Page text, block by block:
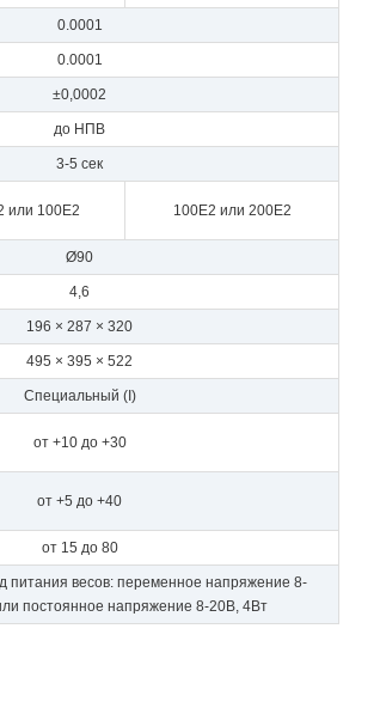
0.0001
0.0001
±0,0002
до НПВ
3-5 сек
или 100E2 100E2 или 200E2
Ø90
4,6
196 × 287 × 320
495 × 395 × 522
Специальный (I)
от +10 до +30
от +5 до +40
от 15 до 80
питания весов: переменное напряжение 8-
постоянное напряжение 8-20В, 4Вт